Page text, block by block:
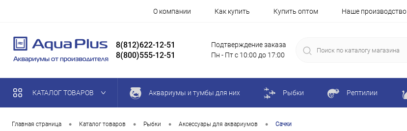
О компании Как купить Купить оптом Наше производство
8(812)622-12-51
8(800)555-12-51
Подтверждение заказа
Пн - Пт с 10:00 до 17:00
КАТАЛОГ ТОВАРОВ Аквариумы и тумбы для них Рыбки Рептилии
Главная страница • Каталог товаров • Рыбки • Аксессуары для аквариумов • Сачки